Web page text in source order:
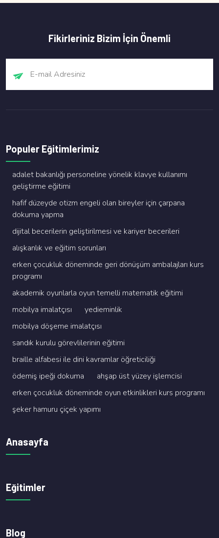
Fikirleriniz Bizim İçin Önemli
Populer Eğitimlerimiz
adalet bakanliği personeli̇ne yöneli̇k klavye kullanimi
geli̇şti̇rme eği̇ti̇mi̇
hafi̇f düzeyde oti̇zm engeli̇ olan bi̇reyler i̇çi̇n çarpana
dokuma yapma
di̇ji̇tal beceri̇leri̇n geli̇şti̇ri̇lmesi̇ ve kari̇yer beceri̇leri̇
alişkanlik ve eği̇ti̇m sorunlari
erken çocukluk dönemi̇nde geri̇ dönüşüm ambalajlari kurs
programi
akademi̇k oyunlarla oyun temelli̇ matemati̇k eği̇ti̇mi̇
mobi̇lya i̇malatçisi
yedi̇emi̇nli̇k
mobi̇lya döşeme i̇malatçisi
sandik kurulu görevli̇leri̇ni̇n eği̇ti̇mi̇
brai̇lle alfabesi̇ i̇le di̇ni̇ kavramlar öğreti̇ci̇li̇ği̇
ödemi̇ş i̇peği̇ dokuma
ahşap üst yüzey i̇şlemci̇si̇
erken çocukluk dönemi̇nde oyun etki̇nli̇kleri̇ kurs programi
şeker hamuru çi̇çek yapimi
Anasayfa
Eğitimler
Blog